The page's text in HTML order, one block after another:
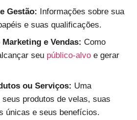
Gestão:
Informações sobre sua
e suas qualificações.
e Vendas: Como
seu público-alvo e gerar
ou Serviços: Uma
produtos de velas, suas
únicas e seus benefícios.